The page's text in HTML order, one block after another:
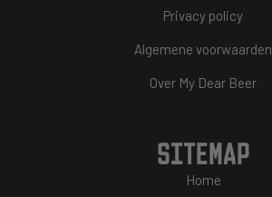
Privacy policy
Algemene voorwaarden
Over My Dear Beer
SITEMAP
Home